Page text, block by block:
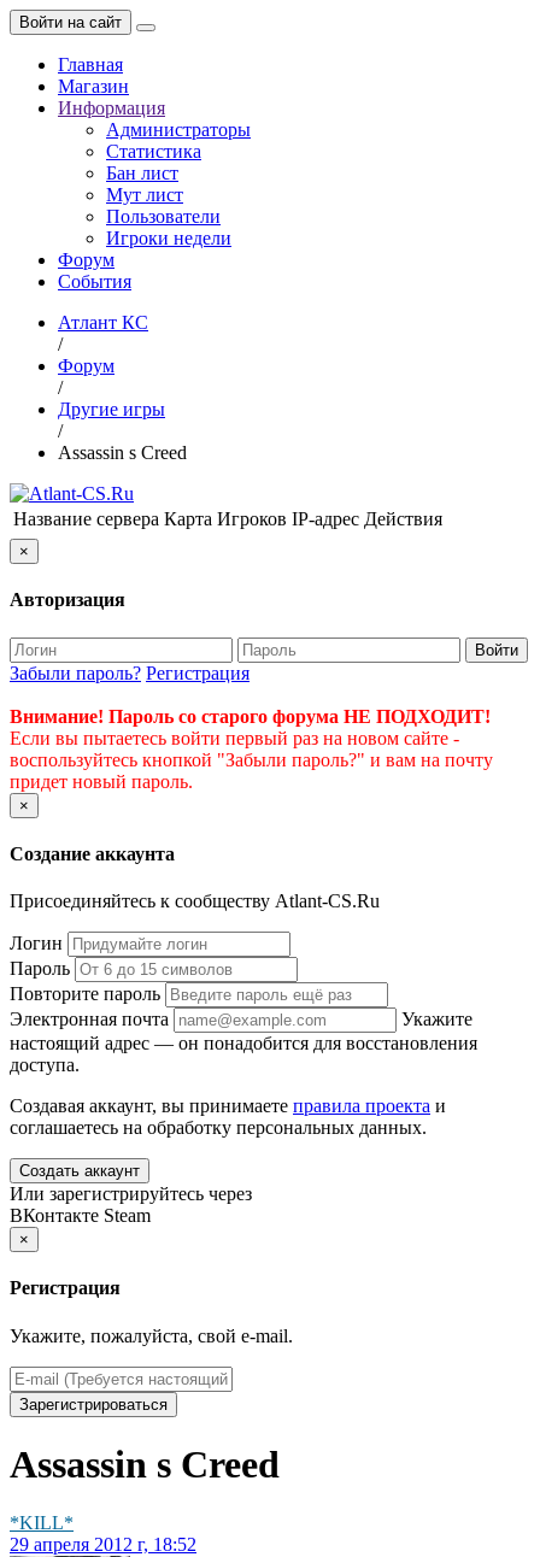
Войти на сайт
Главная
Магазин
Информация
Администраторы
Статистика
Бан лист
Мут лист
Пользователи
Игроки недели
Форум
События
Атлант КС
/
Форум
/
Другие игры
/
Assassin s Creed
Название сервера Карта Игроков IP-адрес Действия
×
Авторизация
Войти
Забыли пароль? Регистрация
Внимание! Пароль со старого форума НЕ ПОДХОДИТ!
Если вы пытаетесь войти первый раз на новом сайте -
воспользуйтесь кнопкой "Забыли пароль?" и вам на почту
придет новый пароль.
×
Создание аккаунта
Присоединяйтесь к сообществу Atlant-CS.Ru
Логин
Пароль
Повторите пароль
Электронная почта
Укажите
настоящий адрес — он понадобится для восстановления
доступа.
Создавая аккаунт, вы принимаете правила проекта и
соглашаетесь на обработку персональных данных.
Создать аккаунт
Или зарегистрируйтесь через
ВКонтакте Steam
×
Регистрация
Укажите, пожалуйста, свой e-mail.
Зарегистрироваться
Assassin s Creed
*KILL*
29 апреля 2012 г, 18:52